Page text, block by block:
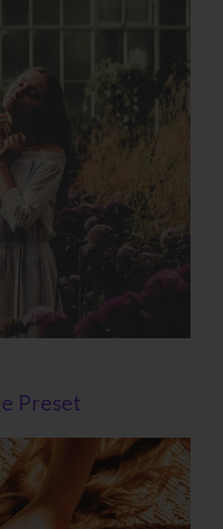
Preset